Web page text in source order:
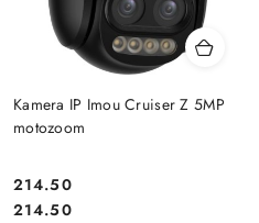
Kamera IP Imou Cruiser Z 5MP
motozoom
Cena:
214.50
Cena:
214.50